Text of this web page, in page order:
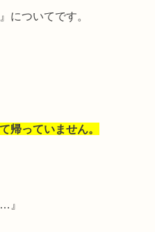
についてです。
帰っていません。
』